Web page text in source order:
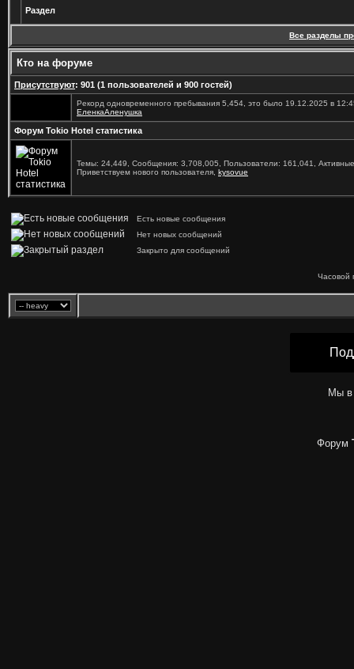
Раздел
Все разделы
Кто на форуме
Присутствуют: 901 (1 пользователей и 900 гостей)
Рекорд одновременного пребывания 5,454, это было 19.12.2025 в
ЕленкаАленушка
Форум Tokio Hotel статистика
Темы: 24,449, Сообщения: 3,708,005, Пользователи: 161,041,
Приветствуем нового пользователя, kysovue
Есть новые сообщения
Нет новых сообщений
Закрыто для сообщений
Часовой
Мы в
Форум